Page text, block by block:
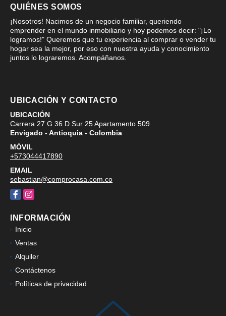
QUIÉNES SOMOS
¡Nosotros! Nacimos de un negocio familiar, queriendo
emprender en el mundo inmobiliario y hoy podemos decir: "¡Lo
logramos!" Queremos que tu experiencia al comprar o vender tu
hogar sea la mejor, por eso con nuestra ayuda y conocimiento
juntos lo lograremos. Acompáñanos.
UBICACIÓN Y CONTACTO
UBICACIÓN
Carrera 27 G 36 D Sur 25 Apartamento 509
Envigado - Antioquia - Colombia
MÓVIL
+573044417890
EMAIL
sebastian@comprocasa.com.co
FacebookInstagram
INFORMACIÓN
Inicio
Ventas
Alquiler
Contáctenos
Políticas de privacidad